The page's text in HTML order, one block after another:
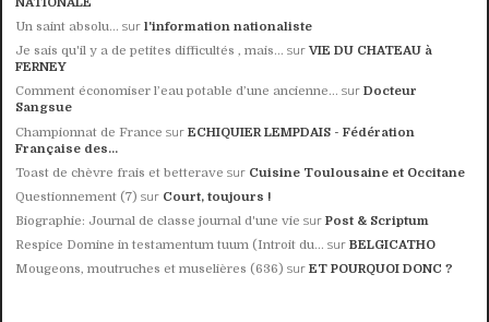
NATIONALE
Un saint absolu… surl'information nationaliste
Je sais qu'il y a de petites difficultés , mais... surVIE DU CHATEAU à
FERNEY
Comment économiser l’eau potable d’une ancienne... surDocteur
Sangsue
Championnat de France surECHIQUIER LEMPDAIS - Fédération
Française des...
Toast de chèvre frais et betterave sur Cuisine Toulousaine et Occitane
Questionnement (7) sur Court, toujours !
Biographie: Journal de classe journal d'une vie surPost & Scriptum
Respice Domine in testamentum tuum (Introit du... surBELGICATHO
Mougeons, moutruches et muselières (636) surET POURQUOI DONC ?